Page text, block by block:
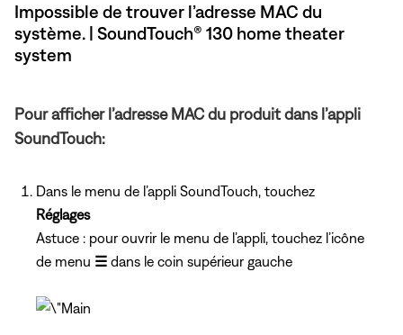
Impossible de trouver l’adresse MAC du
système. | SoundTouch® 130 home theater
system
Pour afficher l’adresse MAC du produit dans l’appli
SoundTouch:
Dans le menu de l’appli SoundTouch, touchez
Réglages
Astuce : pour ouvrir le menu de l’appli, touchez l’icône
de menu ☰ dans le coin supérieur gauche